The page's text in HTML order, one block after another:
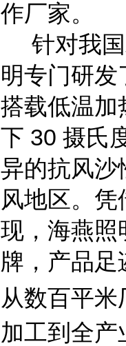
作厂家。
针对我
明专门研
搭载低温加
下 30 摄氏
异的抗风沙
风地区。
现，海燕照
牌，产品
从数百平
加工到全